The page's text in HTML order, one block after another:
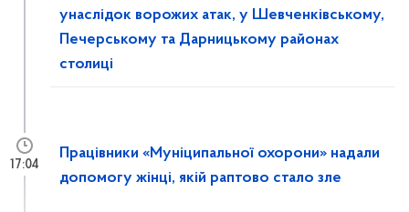
унаслідок ворожих атак, у Шевченківському,
Печерському та Дарницькому районах
столиці
Працівники «Муніципальної охорони» надали
допомогу жінці, якій раптово стало зле
17:04